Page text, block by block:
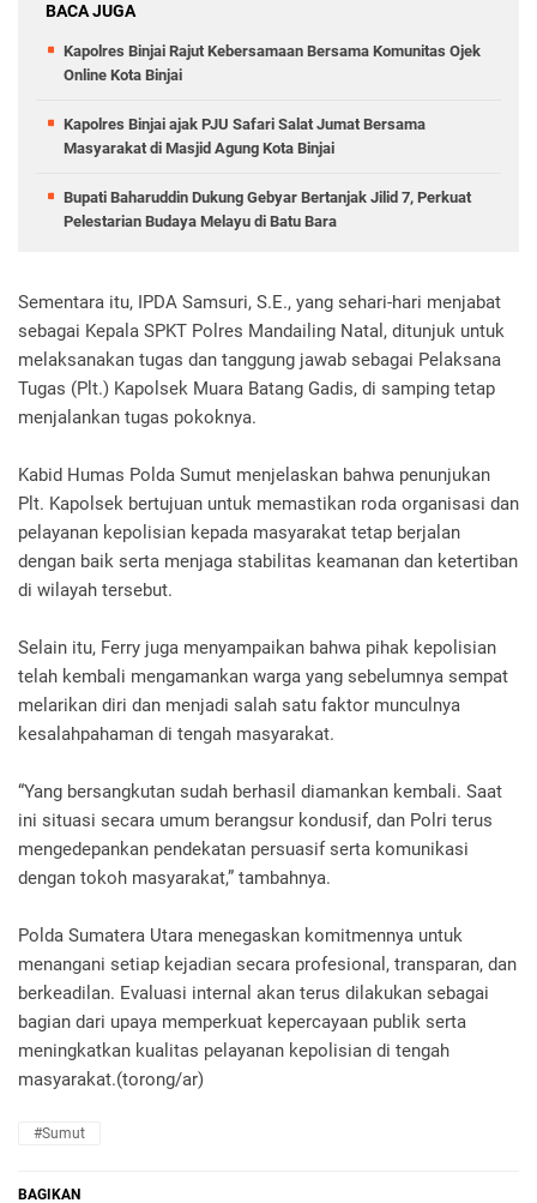
BACA JUGA
Kapolres Binjai Rajut Kebersamaan Bersama Komunitas Ojek
Online Kota Binjai
Kapolres Binjai ajak PJU Safari Salat Jumat Bersama
Masyarakat di Masjid Agung Kota Binjai
Bupati Baharuddin Dukung Gebyar Bertanjak Jilid 7, Perkuat
Pelestarian Budaya Melayu di Batu Bara
Sementara itu, IPDA Samsuri, S.E., yang sehari-hari menjabat
sebagai Kepala SPKT Polres Mandailing Natal, ditunjuk untuk
melaksanakan tugas dan tanggung jawab sebagai Pelaksana
Tugas (Plt.) Kapolsek Muara Batang Gadis, di samping tetap
menjalankan tugas pokoknya.
Kabid Humas Polda Sumut menjelaskan bahwa penunjukan
Plt. Kapolsek bertujuan untuk memastikan roda organisasi dan
pelayanan kepolisian kepada masyarakat tetap berjalan
dengan baik serta menjaga stabilitas keamanan dan ketertiban
di wilayah tersebut.
Selain itu, Ferry juga menyampaikan bahwa pihak kepolisian
telah kembali mengamankan warga yang sebelumnya sempat
melarikan diri dan menjadi salah satu faktor munculnya
kesalahpahaman di tengah masyarakat.
“Yang bersangkutan sudah berhasil diamankan kembali. Saat
ini situasi secara umum berangsur kondusif, dan Polri terus
mengedepankan pendekatan persuasif serta komunikasi
dengan tokoh masyarakat,” tambahnya.
Polda Sumatera Utara menegaskan komitmennya untuk
menangani setiap kejadian secara profesional, transparan, dan
berkeadilan. Evaluasi internal akan terus dilakukan sebagai
bagian dari upaya memperkuat kepercayaan publik serta
meningkatkan kualitas pelayanan kepolisian di tengah
masyarakat.(torong/ar)
#Sumut
BAGIKAN